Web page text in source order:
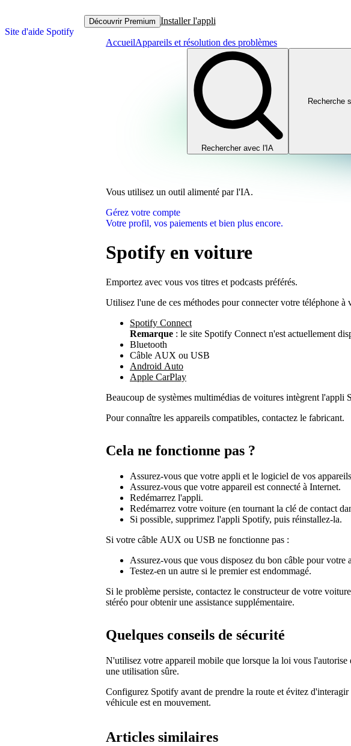
Site d'aide Spotify
Découvrir Premium Installer l'appli
AccueilAppareils et résolution des problèmes
Rechercher avec l'IA
Recherche
Vous utilisez un outil alimenté par l'IA.
Gérez votre compte
Votre profil, vos paiements et bien plus encore.
Spotify en voiture
Emportez avec vous vos titres et podcasts préférés.
Utilisez l'une de ces méthodes pour connecter votre téléphone à
Spotify Connect
Remarque : le site Spotify Connect n'est actuellement
Bluetooth
Câble AUX ou USB
Android Auto
Apple CarPlay
Beaucoup de systèmes multimédias de voitures intègrent l'appli
Pour connaître les appareils compatibles, contactez le fabricant.
Cela ne fonctionne pas ?
Assurez-vous que votre appli et le logiciel de vos
Assurez-vous que votre appareil est connecté à Internet.
Redémarrez l'appli.
Redémarrez votre voiture (en tournant la clé de contact
Si possible, supprimez l'appli Spotify, puis réinstallez-la.
Si votre câble AUX ou USB ne fonctionne pas :
Assurez-vous que vous disposez du bon câble pour votre
Testez-en un autre si le premier est endommagé.
Si le problème persiste, contactez le constructeur de votre
stéréo pour obtenir une assistance supplémentaire.
Quelques conseils de sécurité
N'utilisez votre appareil mobile que lorsque la loi vous l'autorise
une utilisation sûre.
Configurez Spotify avant de prendre la route et évitez
véhicule est en mouvement.
Articles similaires